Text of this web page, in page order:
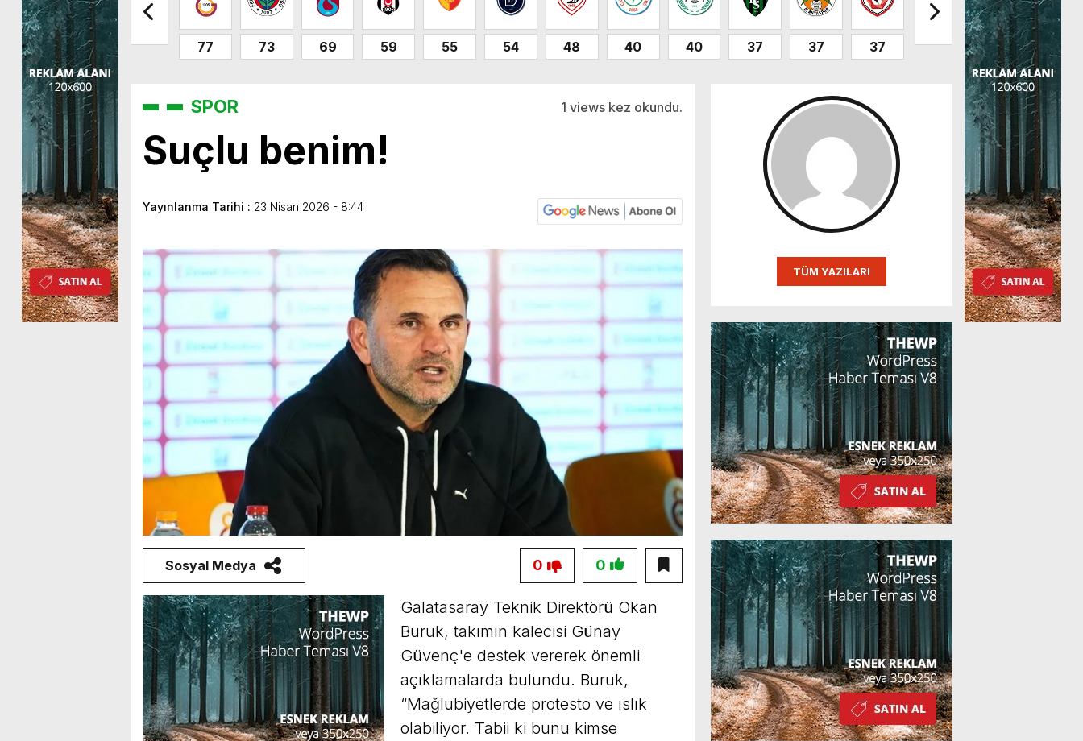
77 73 69 59 55 54 48 40 40 37 37 37 32 32 31
SPOR 1 views kez okundu.
Suçlu benim!
Yayınlanma Tarihi : 23 Nisan 2026 - 8:44
Sosyal Medya 0
0
Galatasaray Teknik Direktörü Okan
Buruk, takımın kalecisi Günay
Güvenç'e destek vererek önemli
açıklamalarda bulundu. Buruk,
“Mağlubiyetlerde protesto ve ıslık
olabiliyor. Tabii ki bunu kimse
TÜM YAZILARI